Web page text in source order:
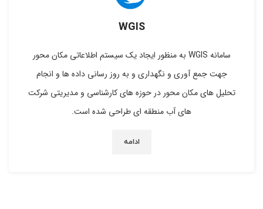
WGIS
سامانه WGIS به منظور ایجاد یک سیستم اطلاعاتی مکان محور
جهت جمع آوری و نگهداری و به روز رسانی داده ها و انجام
تحلیل های مکان محور در حوزه های کارشناسی و مدیریتی شرکت
های آب منطقه ای طراحی شده است.
ادامه